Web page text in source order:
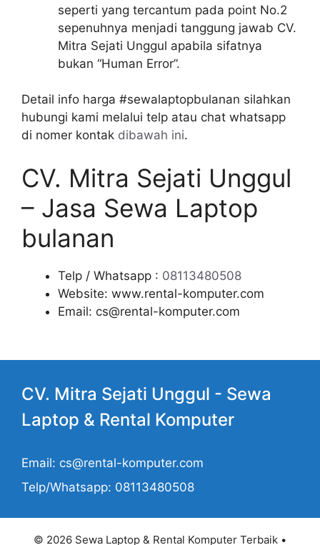
seperti yang tercantum pada point No.2
sepenuhnya menjadi tanggung jawab CV.
Mitra Sejati Unggul apabila sifatnya
bukan “Human Error”.
Detail info harga #sewalaptopbulanan silahkan
hubungi kami melalui telp atau chat whatsapp
di nomer kontak dibawah ini.
CV. Mitra Sejati Unggul
– Jasa Sewa Laptop
bulanan
Telp / Whatsapp : 08113480508
Website: www.rental-komputer.com
Email: cs@rental-komputer.com
CV. Mitra Sejati Unggul - Sewa
Laptop & Rental Komputer
Email: cs@rental-komputer.com
Telp/Whatsapp: 08113480508
© 2026 Sewa Laptop & Rental Komputer Terbaik •